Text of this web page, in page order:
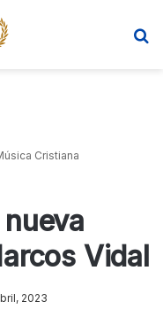
Cristiana
Vidal
2023